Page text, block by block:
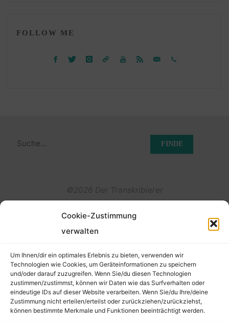
Cookie-Zustimmung
verwalten
Um Ihnen/dir ein optimales Erlebnis zu bieten, verwenden wir
Technologien wie Cookies, um Geräteinformationen zu speichern
und/oder darauf zuzugreifen. Wenn Sie/du diesen Technologien
zustimmen/zustimmst, können wir Daten wie das Surfverhalten oder
eindeutige IDs auf dieser Website verarbeiten. Wenn Sie/du Ihre/deine
Zustimmung nicht erteilen/erteilst oder zurückziehen/zurückziehst,
können bestimmte Merkmale und Funktionen beeinträchtigt werden.
FOLLOW ME
Suchen
©2026 Der Transkribierer
Datenschutz
Cookie-Richtlinie (EU)
to
Top